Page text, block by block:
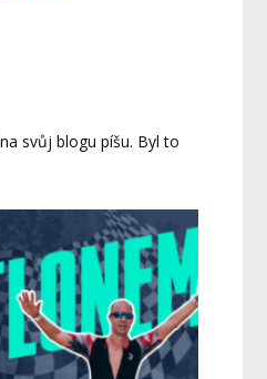
svůj blogu píšu. Byl to